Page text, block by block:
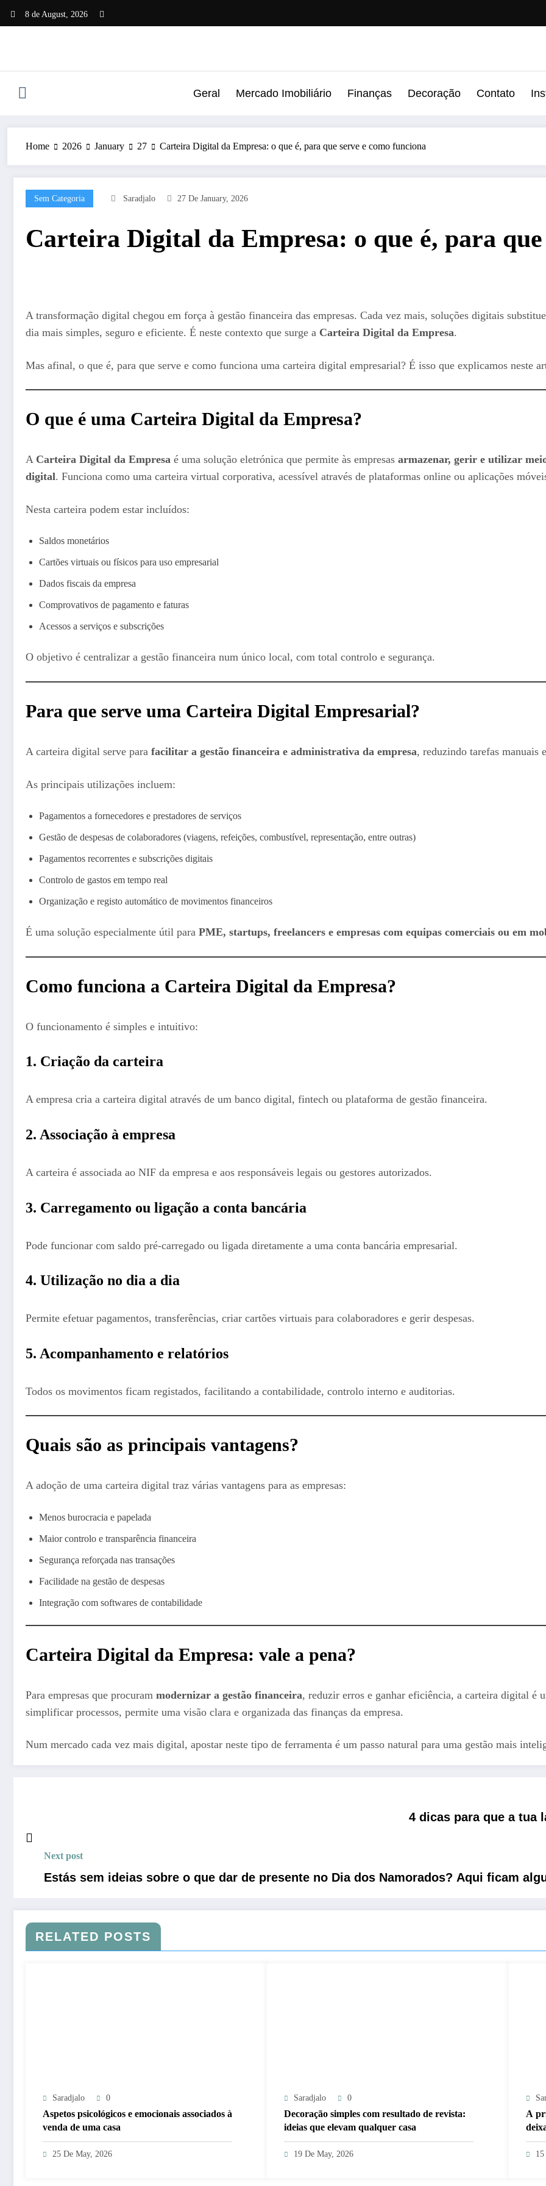
8 de August, 2026
Geral Mercado Imobiliário Finanças Decoração Contato
Home 2026 January 27 Carteira Digital da Empresa: o que é, para que serve e como funciona
Sem Categoria Saradjalo 27 De January, 2026
Carteira Digital da Empresa: o que é, para
A transformação digital chegou em força à gestão financeira das empresas. Cada vez mais, soluções digitais
dia mais simples, seguro e eficiente. É neste contexto que surge a Carteira Digital da Empresa.
Mas afinal, o que é, para que serve e como funciona uma carteira digital empresarial? É isso que explicamos neste
O que é uma Carteira Digital da Empresa?
A Carteira Digital da Empresa é uma solução eletrónica que permite às empresas armazenar, gerir e utilizar
digital. Funciona como uma carteira virtual corporativa, acessível através de plataformas online ou aplicações
Nesta carteira podem estar incluídos:
Saldos monetários
Cartões virtuais ou físicos para uso empresarial
Dados fiscais da empresa
Comprovativos de pagamento e faturas
Acessos a serviços e subscrições
O objetivo é centralizar a gestão financeira num único local, com total controlo e segurança.
Para que serve uma Carteira Digital Empresarial?
A carteira digital serve para facilitar a gestão financeira e administrativa da empresa, reduzindo tarefas manuais
As principais utilizações incluem:
Pagamentos a fornecedores e prestadores de serviços
Gestão de despesas de colaboradores (viagens, refeições, combustível, representação, entre outras)
Pagamentos recorrentes e subscrições digitais
Controlo de gastos em tempo real
Organização e registo automático de movimentos financeiros
É uma solução especialmente útil para PME, startups, freelancers e empresas com equipas comerciais ou em
Como funciona a Carteira Digital da Empresa?
O funcionamento é simples e intuitivo:
1. Criação da carteira
A empresa cria a carteira digital através de um banco digital, fintech ou plataforma de gestão financeira.
2. Associação à empresa
A carteira é associada ao NIF da empresa e aos responsáveis legais ou gestores autorizados.
3. Carregamento ou ligação a conta bancária
Pode funcionar com saldo pré-carregado ou ligada diretamente a uma conta bancária empresarial.
4. Utilização no dia a dia
Permite efetuar pagamentos, transferências, criar cartões virtuais para colaboradores e gerir despesas.
5. Acompanhamento e relatórios
Todos os movimentos ficam registados, facilitando a contabilidade, controlo interno e auditorias.
Quais são as principais vantagens?
A adoção de uma carteira digital traz várias vantagens para as empresas:
Menos burocracia e papelada
Maior controlo e transparência financeira
Segurança reforçada nas transações
Facilidade na gestão de despesas
Integração com softwares de contabilidade
Carteira Digital da Empresa: vale a pena?
Para empresas que procuram modernizar a gestão financeira, reduzir erros e ganhar eficiência, a carteira digital é
simplificar processos, permite uma visão clara e organizada das finanças da empresa.
Num mercado cada vez mais digital, apostar neste tipo de ferramenta é um passo natural para uma gestão mais
4 dicas para que a tua
Next post
Estás sem ideias sobre o que dar de presente no Dia dos Namorados? Aqui ficam
RELATED POSTS
Saradjalo 0
Aspetos psicológicos e emocionais associados à
venda de uma casa
25 De May, 2026
Saradjalo 0
Decoração simples com resultado de revista:
ideias que elevam qualquer casa
19 De May, 2026
A